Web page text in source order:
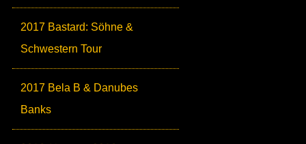
2017 Bastard: Söhne &
Schwestern Tour
2017 Bela B & Danubes
Banks